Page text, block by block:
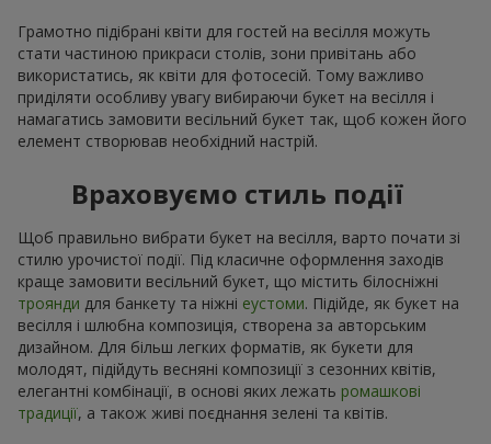
Грамотно підібрані квіти для гостей на весілля можуть
стати частиною прикраси столів, зони привітань або
використатись, як квіти для фотосесій. Тому важливо
приділяти особливу увагу вибираючи букет на весілля і
намагатись замовити весільний букет так, щоб кожен його
елемент створював необхідний настрій.
Враховуємо стиль події
Щоб правильно вибрати букет на весілля, варто почати зі
стилю урочистої події. Під класичне оформлення заходів
краще замовити весільний букет, що містить білосніжні
троянди для банкету та ніжні еустоми. Підійде, як букет на
весілля і шлюбна композиція, створена за авторським
дизайном. Для більш легких форматів, як букети для
молодят, підійдуть весняні композиції з сезонних квітів,
елегантні комбінації, в основі яких лежать ромашкові
традиції, а також живі поєднання зелені та квітів.